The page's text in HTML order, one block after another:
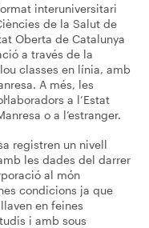
interuniversitari
de la Salut de
Oberta de Catalunya
a través de la
classes en línia, amb
A més, les
a l’Estat
o a l’estranger.
registren un nivell
les dades del darrer
al món
condicions ja que
en feines
i amb sous